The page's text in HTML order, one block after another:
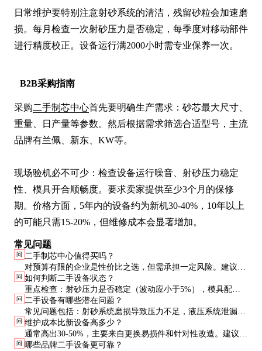
日常维护要特别注意射砂系统的清洁，残留砂粒会加速磨
损。每月检查一次射砂压力是否稳定，每季度对移动部件
进行精度校正。设备运行满2000小时需专业保养一次。
B2B采购指南
采购二手制芯中心首先要明确生产需求：砂芯最大尺寸、
重量、日产量等参数。然后根据需求筛选合适型号，主流
品牌有兰佩、新东、KW等。
现场验机必不可少：检查设备运行噪音、射砂压力稳定
性、模具开合顺畅度。要求卖家提供至少3个月的保修
期。价格方面，5年内的设备约为新机30-40%，10年以上
的可能只需15-20%，但维修成本会显著增加。
常见问题
问 二手制芯中心值得买吗？
对预算有限的企业是性价比之选，但需承担一定风险。建议选
择使用5年内的设备，并要求卖方提供完整维护记录和试机服
务。
问 如何判断二手设备状态？
重点检查：射砂压力是否稳定（波动应小于5%），模具配合
间隙（应小于0.1mm），控制系统各功能是否正常。有条件可
请专业技师现场评估。
问 二手设备有哪些潜在问题？
常见问题包括：射砂系统磨损导致压力不足，液压系统泄漏，
电气元件老化故障，以及模具适配性差。采购前要全面评估这
些风险。
问 维护成本比新设备高多少？
通常高出30-50%，主要来自更换易损件和针对性改造。建议预
留设备价15-20%作为首年维护预算。
问 哪些品牌二手设备更可靠？